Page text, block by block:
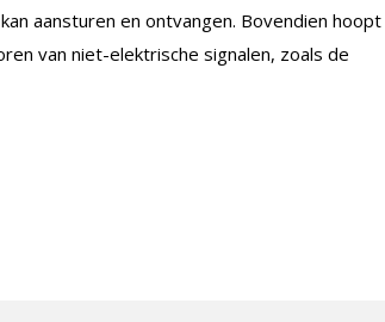
aansturen en ontvangen. Bovendien hoopt
van niet-elektrische signalen, zoals de